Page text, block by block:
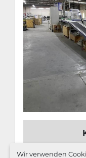
Wir verwenden